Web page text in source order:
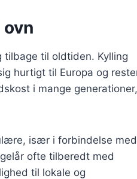
til oldtiden. Kylling
hurtigt til Europa og
i mange generationer,
især i forbindelse med
ofte tilberedt med
til lokale og